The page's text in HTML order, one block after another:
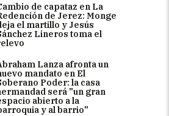
de capataz en La
de Jerez: Monge
el martillo y Jesús
Lineros toma el
Lanza afronta un
mandato en El
Poder: la casa
será "un gran
abierto a la
y al barrio"